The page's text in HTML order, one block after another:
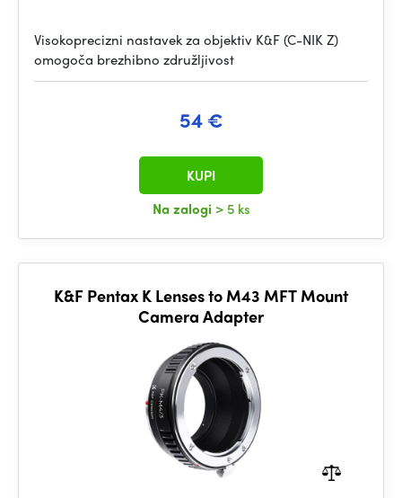
Visokoprecizni nastavek za objektiv K&F (C-NIK Z)
omogoča brezhibno združljivost
54 €
Na zalogi > 5 ks
KUPI
K&F Pentax K Lenses to M43 MFT Mount
Camera Adapter